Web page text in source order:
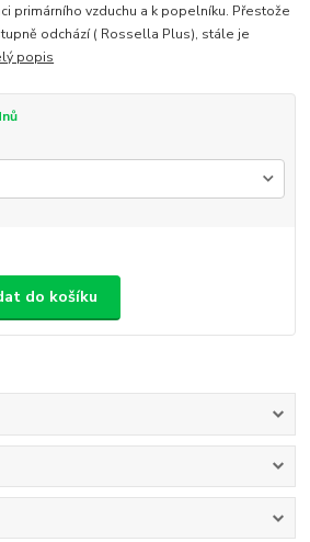
primárního vzduchu a k popelníku. Přestože
odchází ( Rossella Plus), stále je
popis
do košíku